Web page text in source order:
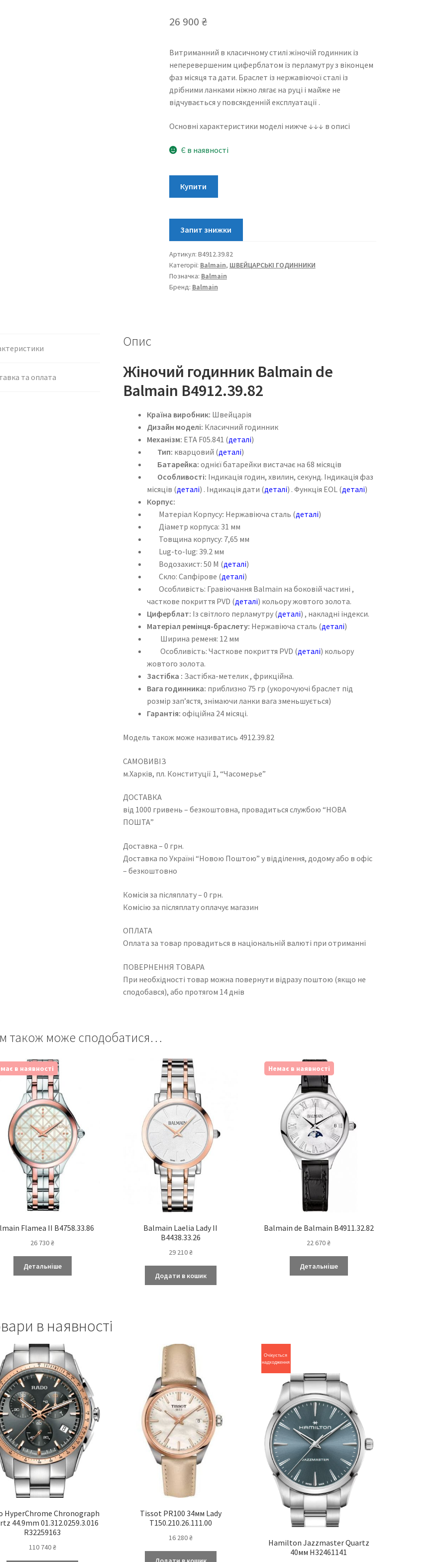
26 900 ₴
Витриманний в класичному стилі жіночій годинник із
неперевершеним циферблатом із перламутру з віконцем
фаз місяця та дати. Браслет із нержавіючої сталі із
дрібними ланками ніжно лягає на руці і майже не
відчувається у повсякденній експлуатації .
Основні характеристики моделі нижче ↓↓↓ в описі
Є в наявності
B4912.39.82
кількість
Купити
Артикул: B4912.39.82
Категорії: Balmain, ШВЕЙЦАРСЬКІ ГОДИННИКИ
Позначка: Balmain
Бренд: Balmain
та оплата
Опис
Жіночий годинник Balmain de
Balmain B4912.39.82
Країна виробник: Швейцарія
Дизайн моделі: Класичний годинник
Механізм: ETA F05.841 (деталі)
Тип: кварцовий (деталі)
Батарейка:однієї батарейки вистачає на 68 місяців
Особливості: Індикація годин, хвилин, секунд. Індикація фаз
місяців (деталі) . Індикація дати (деталі) . Функція EOL (деталі)
Корпус:
Матеріал Корпусу: Нержавіюча сталь (деталі)
Діаметр корпуса: 31 мм
Товщина корпусу: 7,65 мм
Lug-to-lug: 39.2 мм
Водозахист: 50 M (деталі)
Скло: Сапфірове (деталі)
Особливість: Гравіючання Balmain на боковій частині ,
часткове покриття PVD (деталі) кольору жовтого золота.
Циферблат: Із світлого перламутру (деталі) , накладні індекси.
Матеріал ремінця-браслету: Нержавіюча сталь (деталі)
Ширина ременя: 12 мм
Особливість: Часткове покриття PVD (деталі) кольору
жовтого золота.
Застібка : Застібка-метелик , фрикційна.
Вага годинника: приблизно 75 гр (укорочуючі браслет під
розмір зап’ястя, знімаючи ланки вага зменьшується)
Гарантія: офіційна 24 місяці.
Модель також може називатись 4912.39.82
САМОВИВІЗ
м.Харків, пл. Конституції 1, “Часомерье”
ДОСТАВКА
від 1000 гривень – безкоштовна, провадиться службою “НОВА
ПОШТА”
Доставка – 0 грн.
Доставка по Україні “Новою Поштою” у відділення, додому або в офіс
– безкоштовно
Комісія за післяплату – 0 грн.
Комісію за післяплату оплачує магазин
ОПЛАТА
Оплата за товар провадиться в національній валюті при отриманні
ПОВЕРНЕННЯ ТОВАРА
При необхідності товар можна повернути відразу поштою (якщо не
сподобався), або протягом 14 днів
також може сподобатися…
в наявності
Flamea II B4758.33.86
26 730₴
Детальніше
Balmain Laelia Lady II
B4438.33.26
29 210₴
Додати в кошик
Немає в наявності
Balmain de Balmain B4911.32.82
22 670₴
Детальніше
в наявності
HyperChrome Chronograph
44.9mm 01.312.0259.3.016
R32259163
110 740₴
Tissot PR100 34мм Lady
T150.210.26.111.00
16 280₴
Очікується
надходження
Hamilton Jazzmaster Quartz
40мм H32461141